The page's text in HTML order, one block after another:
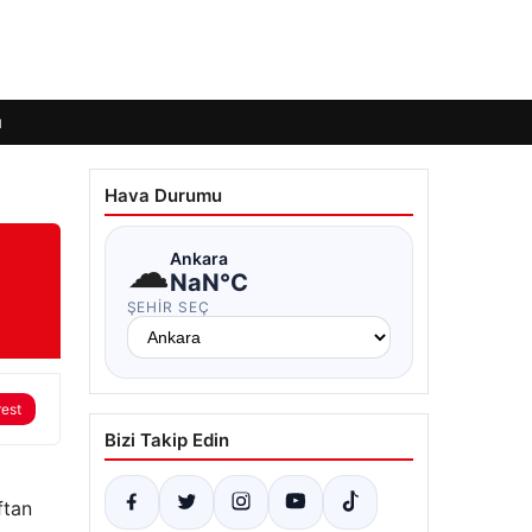
Hava Durumu
☁Ankara
NaN°C
ŞEHIR SEÇ
Bizi Takip Edin